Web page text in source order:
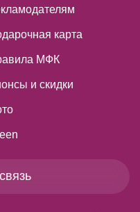
карта
МФК
и скидки